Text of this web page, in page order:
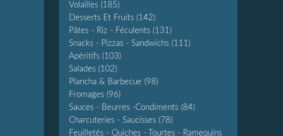
Volailles (185)
Desserts Et Fruits (142)
Pâtes - Riz - Féculents (131)
Snacks - Pizzas - Sandwichs (111)
Apéritifs (103)
Salades (102)
Plancha & Barbecue (98)
Fromages (96)
Sauces - Beurres -condiments (84)
Charcuteries - Saucisses (78)
Feuilletés - Quiches - Tourtes - Ramequins